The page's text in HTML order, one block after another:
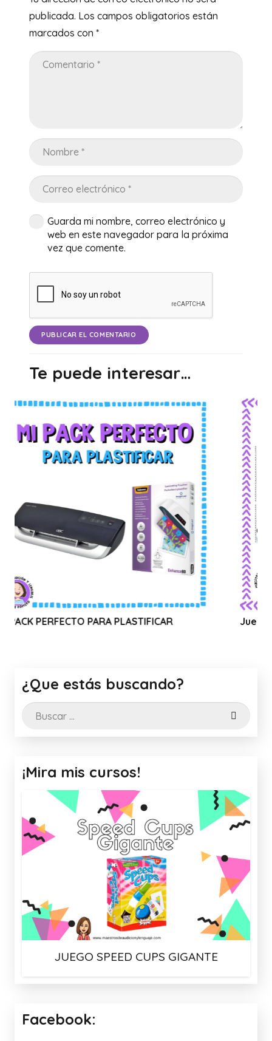
publicada. Los campos obligatorios están
marcados con *
Guarda mi nombre, correo electrónico y
web en este navegador para la próxima
vez que comente.
PUBLICAR EL COMENTARIO
Te puede interesar…
PARA PLASTIFICAR Juego: 🌻 El lince de
¿Que estás buscando?
Buscar:
¡Mira mis cursos!
JUEGO SPEED CUPS GIGANTE
Facebook: